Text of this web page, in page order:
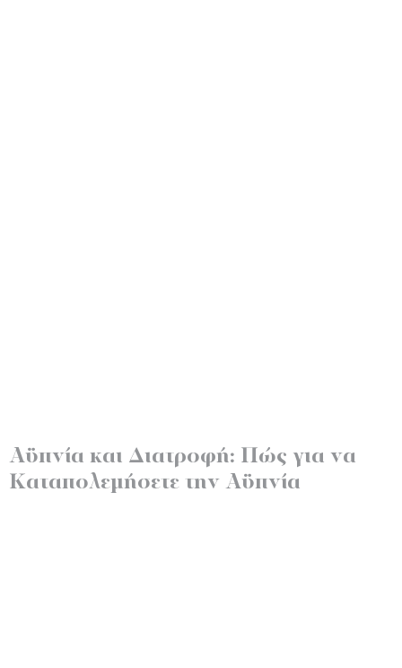
Αϋπνία και Διατροφή: Πώς για να
Καταπολεμήσετε την Αϋπνία